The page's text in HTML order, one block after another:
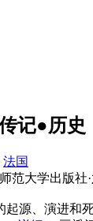
记●历史
法国
范大学出版
起源、演进